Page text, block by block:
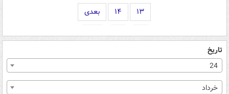
۱۳ ۱۴ بعدی
تاریخ
24
خرداد